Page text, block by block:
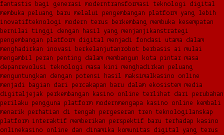
fantastis bagi generasi moderntransformasi teknologi digital
membuka peluang baru melalui pengembangan platform yang lebih
inovatifteknologi modern terus berkembang membuka kesempatan
bernilai tinggi dengan hasil yang menjanjikanstrategi
pengembangan platform digital menjadi fondasi utama dalam
menghadirkan inovasi berkelanjutanrobot berbasis ai mulai
mengambil peran penting dalam membangun kota pintar masa
depanrevolusi teknologi masa kini menghadirkan peluang
menguntungkan dengan potensi hasil maksimalkasino online
menjadi bagian dari percakapan baru dalam ekosistem media
digitaljejak perkembangan kasino online terlihat dari perubahan
perilaku pengguna platform modernmengapa kasino online kembali
menarik perhatian di tengah pergeseran tren teknologilanskap
platform interaktif memberikan perspektif baru terhadap kasino
onlinekasino online dan dinamika komunitas digital yang terus